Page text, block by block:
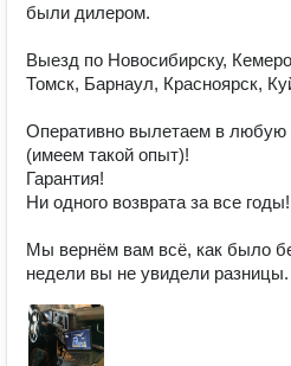
были дилером.
Выезд по Новосибирску,
Томск, Барнаул, Красноярск,
Оперативно вылетаем в любую
(имеем такой опыт)!
Гарантия!
Ни одного возврата за все годы!
Мы вернём вам всё, как было
недели вы не увидели разницы.